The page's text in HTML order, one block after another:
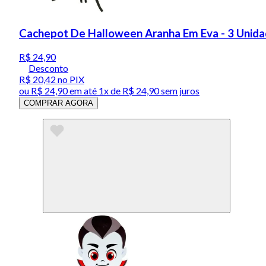
Cachepot De Halloween Aranha Em Eva - 3
R$ 24,90
Desconto
R$ 20,42 no PIX
ou R$ 24,90em até 1x de R$ 24,90sem juros
COMPRAR AGORA